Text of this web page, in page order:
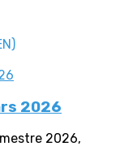
2026
2026,